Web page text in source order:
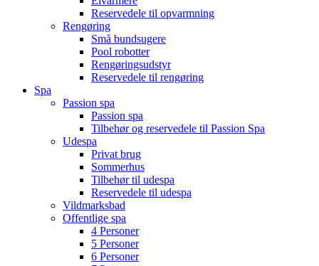
Reservedele til opvarmning
Rengøring
Små bundsugere
Pool robotter
Rengøringsudstyr
Reservedele til rengøring
Spa
Passion spa
Passion spa
Tilbehør og reservedele til Passion Spa
Udespa
Privat brug
Sommerhus
Tilbehør til udespa
Reservedele til udespa
Vildmarksbad
Offentlige spa
4 Personer
5 Personer
6 Personer